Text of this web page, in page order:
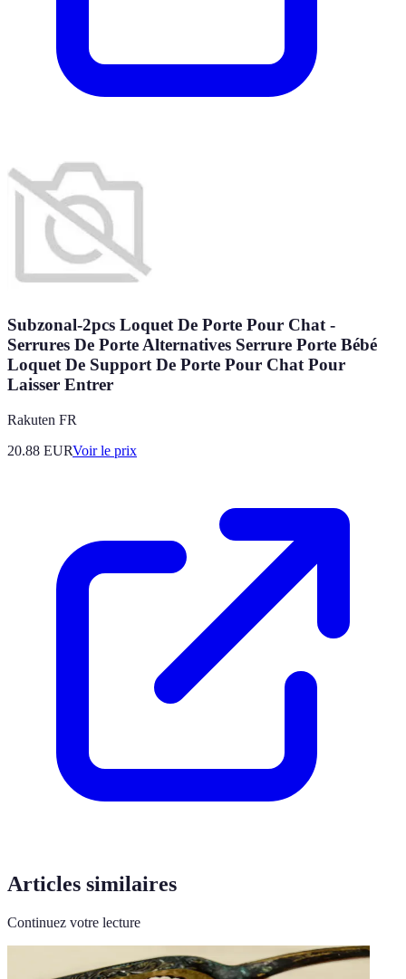
Subzonal-2pcs Loquet De Porte Pour Chat -
Serrures De Porte Alternatives Serrure Porte Bébé
Loquet De Support De Porte Pour Chat Pour
Laisser Entrer
Rakuten FR
20.88 EURVoir le prix
Articles similaires
Continuez votre lecture